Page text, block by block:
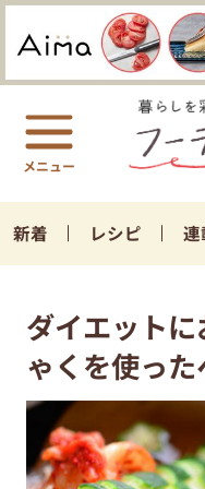
新着 レシピ 連
ダイエット
ゃくを使っ